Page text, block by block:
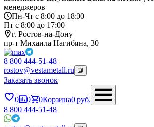
менеджеров
Пн-Чт с 8:00 до 18:00
Пт с 8:00 до 17:00
г. Ростов-на-Дону
пр-т Михаила Нагибина, 30
8 800 444-51-48
rostov@vestametall.ru
Заказать звонок
0 0 0Корзина0 руб.
8 800 444-51-48